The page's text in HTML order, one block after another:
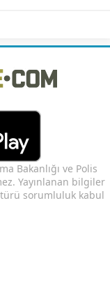
Bakanlığı ve Polis
Yayınlanan bilgiler
sorumluluk kabul